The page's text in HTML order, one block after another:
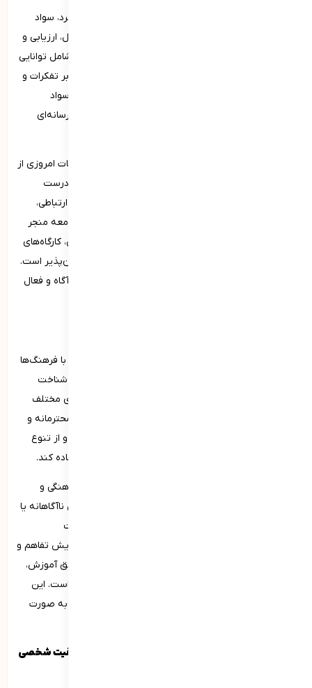
یکی دیگر از شایستگی‌های فردی که می‌­توان به آن اشاره کرد، سواد
رسانه‌­ای است. سواد رسانه‌ای به توانایی فرد در درک، تحلیل، ارزیابی و
استفاده مؤثر از رسانه‌های مختلف اشاره دارد. این مهارت شامل توانایی
تشخیص اطلاعات معتبر از نامعتبر، درک تأثیرات رسانه‌ها بر تفکرات و
رفتارها و استفاده مسئولانه از رسانه‌ها می‌شود. فردی که سواد
رسانه‌ای بالایی دارد، می‌تواند به‌طور انتقادی با محتواهای رسانه‌ای
سواد رسانه‌ای به افراد کمک می‌کند تا در دنیای پر از اطلاعات امروزی از
خود در برابر اخبار جعلی، تبلیغات گمراه‌کننده و اطلاعات نادرست
محافظت کنند. این مهارت همچنین به بهبود توانایی‌های ارتباطی،
افزایش آگاهی اجتماعی و فرهنگی و مشارکت فعال‌تر در جامعه منجر
می‌شود. پرورش سواد رسانه‌ای از طریق آموزش‌های رسمی، کارگاه‌های
تخصصی و تجربه‌های عملی در تحلیل و نقد رسانه‌ها امکان‌پذیر است.
این شایستگی به فرد کمک می‌کند تا به یک مصرف‌کننده آگاه و فعال
سواد فرهنگی به توانایی فرد در درک، احترام و تعامل مؤثر با فرهنگ‌ها
و زمینه‌های اجتماعی مختلف اشاره دارد. این مهارت شامل شناخت
تفاوت‌ها و شباهت‌های فرهنگی، ارزش‌ها، باورها و رفتارهای مختلف
است. فردی که سواد فرهنگی بالایی دارد، می‌تواند به‌طور محترمانه و
حساس با افرادی از فرهنگ‌های گوناگون ارتباط برقرار کند و از تنوع
فرهنگی به عنوان یک منبع غنی برای یادگیری و رشد استفاده کند.
سواد فرهنگی به افراد کمک می‌کند تا در محیط‌های چندفرهنگی و
جهانی‌شده امروزی بهتر عمل کنند و از برخوردهای فرهنگی ناآگاهانه یا
تبعیض‌آمیز جلوگیری کنند. این توانایی می‌تواند به تقویت
همکاری‌های بین‌المللی، بهبود روابط کاری و اجتماعی و افزایش تفاهم و
همدلی میان افراد منجر شود. پرورش سواد فرهنگی از طریق آموزش،
سفر، مطالعه و تعامل با جوامع و افراد مختلف امکان‌پذیر است. این
شایستگی به فرد کمک می‌کند تا در جهانی متنوع و متغیر به‌ صورت
اهمیت شایستگی‌های فردی در مسیر رسیدن به موفقیت شخصی